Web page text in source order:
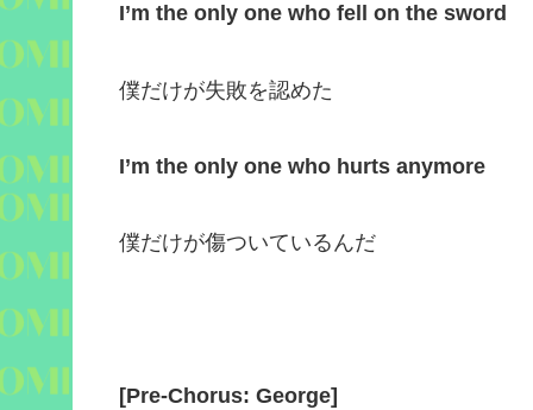
I’m the only one who fell on the sword
僕だけが失敗を認めた
I’m the only one who hurts anymore
僕だけが傷ついているんだ
[Pre-Chorus: George]